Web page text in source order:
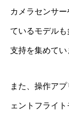
カメラセンサ
ているモデル
支持を集めてい
また、操作ア
ェントフライ